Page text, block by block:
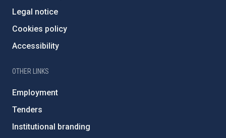
Legal notice
Cookies policy
Accessibility
OTHER LINKS
Employment
Tenders
Institutional branding